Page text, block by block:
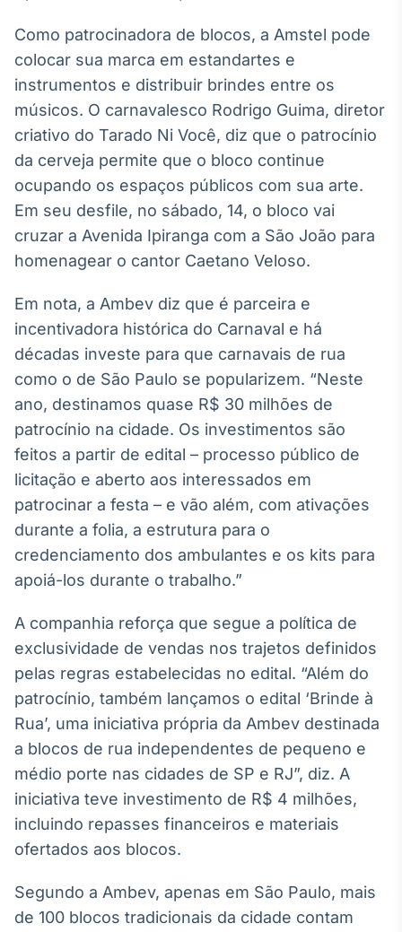
de ativos
Em breve
Crédito
Em breve
Como patrocinadora de blocos, a Amstel pode
colocar sua marca em estandartes e
instrumentos e distribuir brindes entre os
músicos. O carnavalesco Rodrigo Guima, diretor
criativo do Tarado Ni Você, diz que o patrocínio
da cerveja permite que o bloco continue
ocupando os espaços públicos com sua arte.
Em seu desfile, no sábado, 14, o bloco vai
cruzar a Avenida Ipiranga com a São João para
homenagear o cantor Caetano Veloso.
Em nota, a Ambev diz que é parceira e
incentivadora histórica do Carnaval e há
décadas investe para que carnavais de rua
como o de São Paulo se popularizem. “Neste
ano, destinamos quase R$ 30 milhões de
patrocínio na cidade. Os investimentos são
feitos a partir de edital – processo público de
licitação e aberto aos interessados em
patrocinar a festa – e vão além, com ativações
durante a folia, a estrutura para o
credenciamento dos ambulantes e os kits para
apoiá-los durante o trabalho.”
A companhia reforça que segue a política de
exclusividade de vendas nos trajetos definidos
pelas regras estabelecidas no edital. “Além do
patrocínio, também lançamos o edital ‘Brinde à
Rua’, uma iniciativa própria da Ambev destinada
a blocos de rua independentes de pequeno e
médio porte nas cidades de SP e RJ”, diz. A
iniciativa teve investimento de R$ 4 milhões,
incluindo repasses financeiros e materiais
ofertados aos blocos.
Segundo a Ambev, apenas em São Paulo, mais
de 100 blocos tradicionais da cidade contam